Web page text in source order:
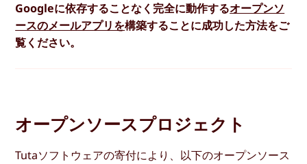
Googleに依存することなく完全に動作するオープンソ
ースのメールアプリを構築することに成功した方法をご
覧ください。
オープンソースプロジェクト
Tutaソフトウェアの寄付により、以下のオープンソース